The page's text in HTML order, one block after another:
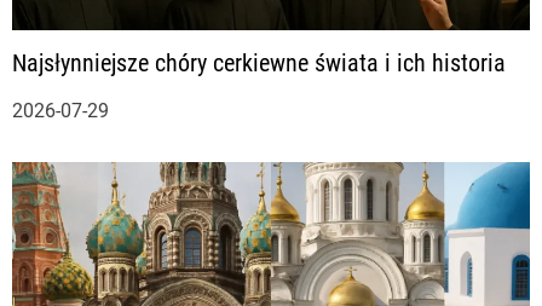
Najsłynniejsze chóry cerkiewne świata i ich historia
2026-07-29